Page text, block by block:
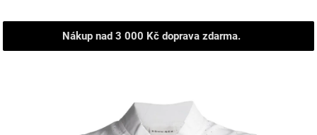
Nákup nad 3 000 Kč doprava zdarma.